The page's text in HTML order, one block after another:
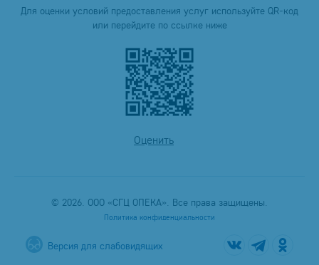
Для оценки условий предоставления услуг используйте QR-код
или перейдите по ссылке ниже
Оценить
© 2026. ООО «СГЦ ОПЕКА». Все права защищены.
Политика конфиденциальности
Версия для слабовидящих